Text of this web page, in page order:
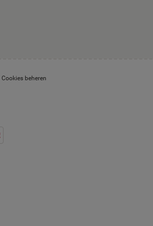
Cookies beheren